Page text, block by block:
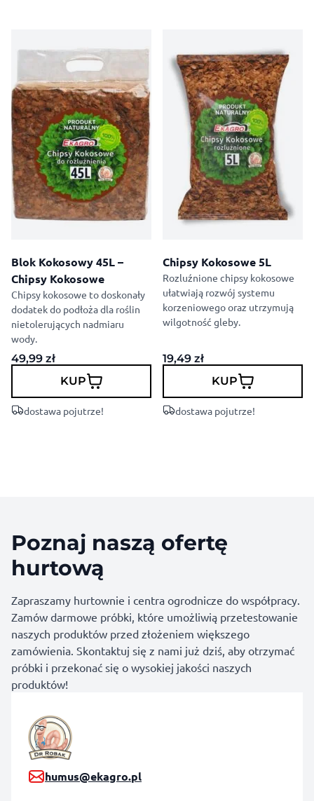
Blok Kokosowy 45L –
Chipsy Kokosowe
Chipsy kokosowe to doskonały
dodatek do podłoża dla roślin
nietolerujących nadmiaru
wody.
49,99 zł
KUP
dostawa pojutrze!
Chipsy Kokosowe 5L
Rozluźnione chipsy kokosowe
ułatwiają rozwój systemu
korzeniowego oraz utrzymują
wilgotność gleby.
19,49 zł
KUP
dostawa pojutrze!
Poznaj naszą ofertę
hurtową
Zapraszamy hurtownie i centra ogrodnicze do współpracy.
Zamów darmowe próbki, które umożliwią przetestowanie
naszych produktów przed złożeniem większego
zamówienia. Skontaktuj się z nami już dziś, aby otrzymać
próbki i przekonać się o wysokiej jakości naszych
produktów!
humus@ekagro.pl